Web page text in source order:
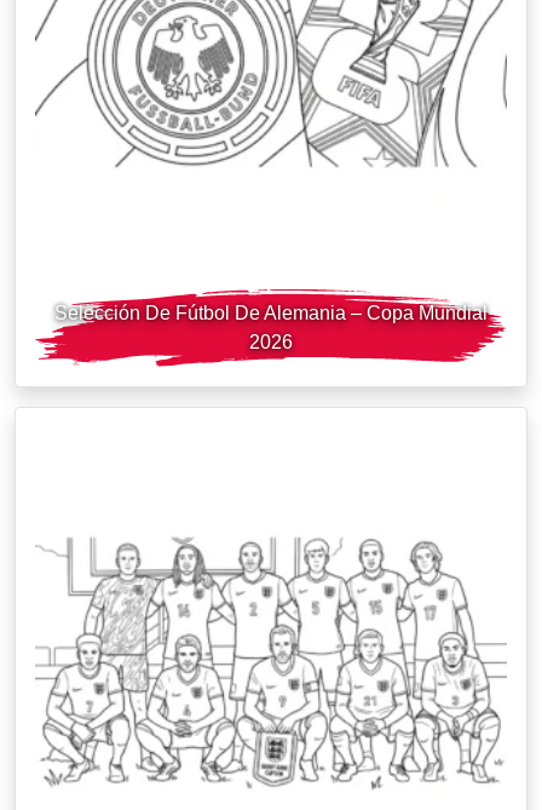
Selección De Fútbol De Alemania – Copa Mundial
2026